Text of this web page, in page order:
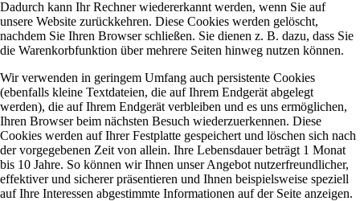
Dadurch kann Ihr Rechner wiedererkannt werden, wenn Sie auf
unsere Website zurückkehren. Diese Cookies werden gelöscht,
nachdem Sie Ihren Browser schließen. Sie dienen z. B. dazu, dass Sie
die Warenkorbfunktion über mehrere Seiten hinweg nutzen können.
Wir verwenden in geringem Umfang auch persistente Cookies
(ebenfalls kleine Textdateien, die auf Ihrem Endgerät abgelegt
werden), die auf Ihrem Endgerät verbleiben und es uns ermöglichen,
Ihren Browser beim nächsten Besuch wiederzuerkennen. Diese
Cookies werden auf Ihrer Festplatte gespeichert und löschen sich nach
der vorgegebenen Zeit von allein. Ihre Lebensdauer beträgt 1 Monat
bis 10 Jahre. So können wir Ihnen unser Angebot nutzerfreundlicher,
effektiver und sicherer präsentieren und Ihnen beispielsweise speziell
auf Ihre Interessen abgestimmte Informationen auf der Seite anzeigen.